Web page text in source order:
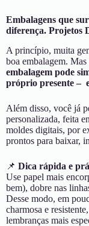
Embalagens que
diferença. Projetos
A princípio, muita
boa embalagem.
embalagem pode
próprio presente –
Além disso, você já
personalizada, feita
moldes digitais, por
prontos para baixar,
📌 Dica rápida e
Use papel mais
bem), dobre nas
Desse modo, em
charmosa e
lembranças mais